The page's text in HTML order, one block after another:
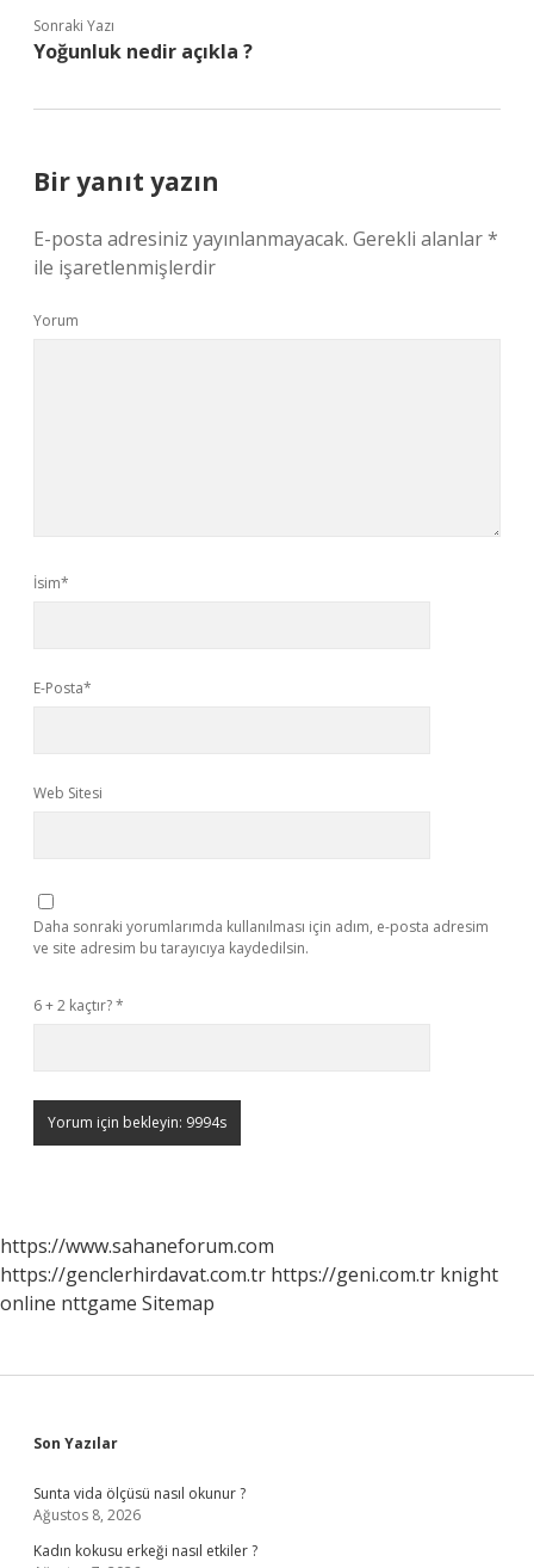
Sonraki Yazı
Yoğunluk nedir açıkla ?
Bir yanıt yazın
E-posta adresiniz yayınlanmayacak. Gerekli alanlar*
ile işaretlenmişlerdir
Yorum
İsim*
E-Posta*
Web Sitesi
Daha sonraki yorumlarımda kullanılması için adım, e-posta adresim
ve site adresim bu tarayıcıya kaydedilsin.
6 + 2 kaçtır?*
https://www.sahaneforum.com
https://genclerhirdavat.com.tr https://geni.com.tr knight
online nttgame Sitemap
Sidebar
Son Yazılar
Sunta vida ölçüsü nasıl okunur ?
Ağustos 8, 2026
Kadın kokusu erkeği nasıl etkiler ?